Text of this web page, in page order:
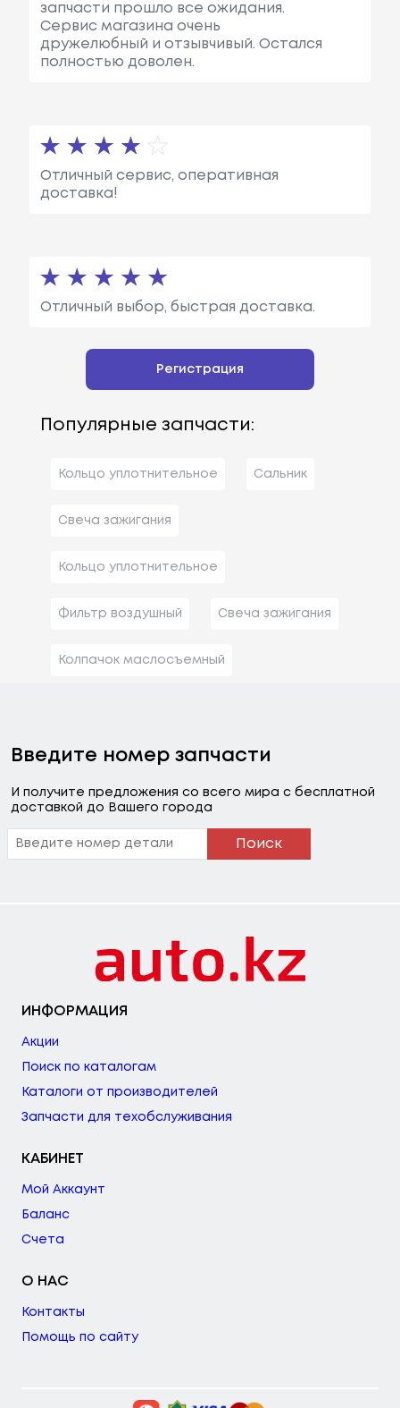
запчасти прошло все ожидания.
Сервис магазина очень
дружелюбный и отзывчивый. Остался
полностью доволен.
Отличный сервис, оперативная
доставка!
Отличный выбор, быстрая доставка.
Регистрация
Популярные запчасти:
Кольцо уплотнительное Сальник
Свеча зажигания
Кольцо уплотнительное
Фильтр воздушный Свеча зажигания
Колпачок маслосъемный
Введите номер запчасти
И получите предложения со всего мира с бесплатной
доставкой до Вашего города
Поиск
ИНФОРМАЦИЯ
Акции
Поиск по каталогам
Каталоги от производителей
Запчасти для техобслуживания
КАБИНЕТ
Мой Аккаунт
Баланс
Счета
О НАС
Контакты
Помощь по сайту